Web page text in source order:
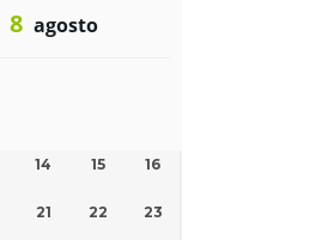
8 agosto
14 15 16
21 22 23